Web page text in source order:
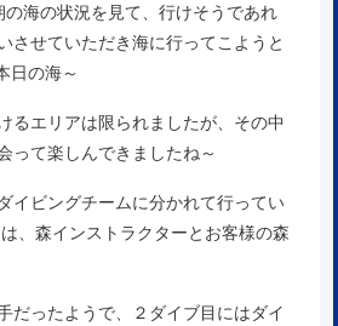
海の状況を見て、行けそうであれ
させていただき海に行ってこようと
日の海～
るエリアは限られましたが、その中
って楽しんできましたね～
イビングチームに分かれて行ってい
、森インストラクターとお客様の森
だったようで、２ダイブ目にはダイ